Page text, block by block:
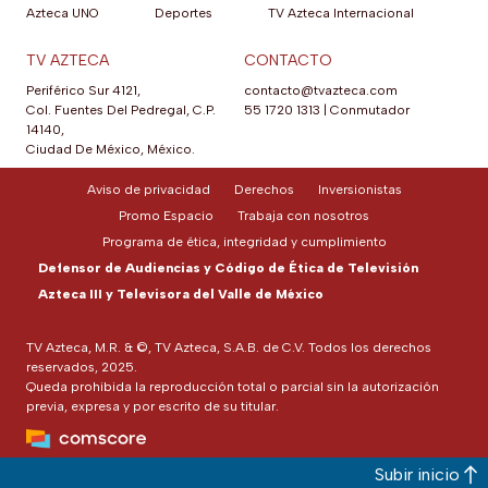
Azteca UNO
Deportes
TV Azteca Internacional
TV AZTECA
Periférico Sur 4121,
Col. Fuentes Del Pedregal, C.P.
14140,
Ciudad De México, México.
CONTACTO
contacto@tvazteca.com
55 1720 1313
Conmutador
TV Azteca, M.R. & ©, TV Azteca, S.A.B. de C.V. Todos los derechos
reservados, 2025.
Queda prohibida la reproducción total o parcial sin la autorización
previa, expresa y por escrito de su titular.
Aviso de privacidad Derechos
Inversionistas
Promo Espacio
Trabaja con nosotros
Programa de ética, integridad y cumplimiento
Defensor de Audiencias y Código de Ética de Televisión
Azteca III y Televisora del Valle de México
Subir inicio